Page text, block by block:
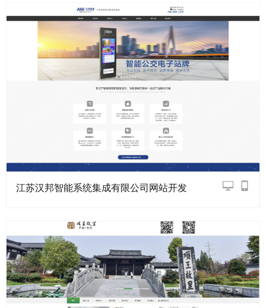
江苏汉邦智能系统集成有限公司网站开发